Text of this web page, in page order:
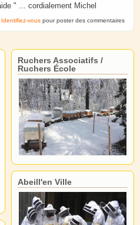
" ... cordialement Michel
Identifiez-vous pour poster des commentaires
Ruchers Associatifs /
Ruchers École
Abeill'en Ville